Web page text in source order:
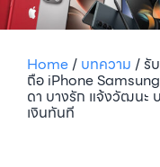
Home/ บทความ /รั
ถือ iPhone
ดา บางรัก แจ้งวัฒนะ
เงินทันที